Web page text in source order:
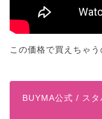
この価格で買えちゃ
BUYMA公式 / ス